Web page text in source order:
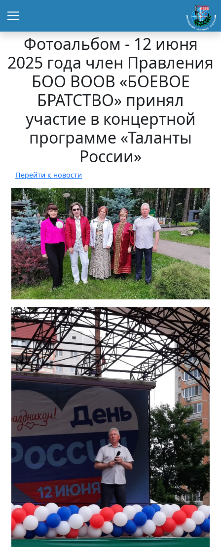
Фотоальбом - 12 июня
2025 года член Правления
БОО ВООВ «БОЕВОЕ
БРАТСТВО» принял
участие в концертной
программе «Таланты
России»
Перейти к новости